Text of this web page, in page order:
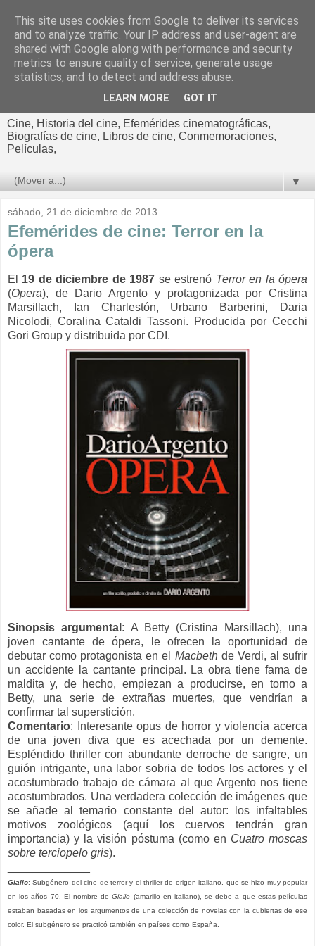
El cultural
cinematográfico de Jorge
Cine, Historia del cine, Efemérides cinematográficas,
Biografías de cine, Libros de cine, Conmemoraciones,
Películas,
▼
sábado, 21 de diciembre de 2013
Efemérides de cine: Terror en la
ópera
El 19 de diciembre de 1987 se estrenó Terror en la ópera
(Opera), de Dario Argento y protagonizada por Cristina
Marsillach,
Ian Charlestón, Urbano Barberini, Daria
Nicolodi, Coralina Cataldi Tassoni. Producida por Cecchi
Gori Group y distribuida por CDI.
Sinopsis argumental : A Betty (Cristina Marsillach), una
joven cantante de ópera, le ofrecen la oportunidad de
debutar como protagonista en el Macbethde Verdi, al sufrir
un accidente la cantante principal. La obra tiene fama de
maldita y, de hecho, empiezan a producirse, en torno a
Betty, una serie de extrañas muertes, que vendrían a
confirmar tal superstición.
Comentario:
Interesante opus de horror y violencia acerca
de una joven diva que es acechada por un demente.
Espléndido thriller con abundante derroche de sangre, un
guión intrigante, una labor sobria de todos los actores y el
acostumbrado trabajo de cámara al que Argento nos tiene
acostumbrados. Una verdadera colección de imágenes que
se añade al temario constante del autor: los infaltables
motivos zoológicos (aquí los cuervos tendrán gran
importancia) y la visión póstuma (como en Cuatro moscas
sobre terciopelo gris).
Giallo: Subgénero del cine de terror y el thriller de origen italiano, que se hizo muy popular
en los años 70. El nombre deGiallo (amarillo en italiano), se debe a que estas películas
estaban basadas en los argumentos de una colección de novelas con la cubiertas de ese
color. El subgénero se practicó también en países como España.
This site uses cookies from Google to deliver its services
and to analyze traffic. Your IP address and user-agent are
shared with Google along with performance and security
metrics to ensure quality of service, generate usage
statistics, and to detect and address abuse.
LEARN MORE GOT IT